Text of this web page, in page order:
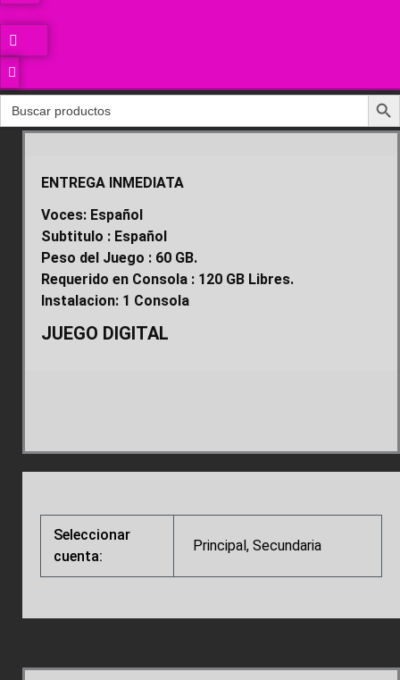
Search
for:
Search
BioShock The Collection PS4
ENTREGA INMEDIATA
Voces: Español
Subtitulo : Español
Peso del Juego : 60 GB.
Requerido en Consola : 120 GB Libres.
Instalacion: 1 Consola
JUEGO DIGITAL
Seleccionar
cuenta:
Principal, Secundaria